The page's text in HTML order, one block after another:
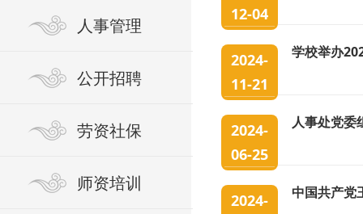
人事管理
公开招聘
劳资社保
师资培训
12-04
2024-
11-21
学校举办
2024-
06-25
人事处党委
2024-
中国共产党